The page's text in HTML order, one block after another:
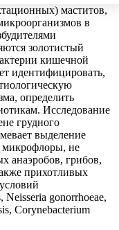
маститов,
в
золотистый
кишечной
идентифицировать,
определить
Исследование
грудного
выделение
микрофлоры, не
анаэробов, грибов,
прихотливых
Neisseria gonorrhoeae,
Corynebacterium